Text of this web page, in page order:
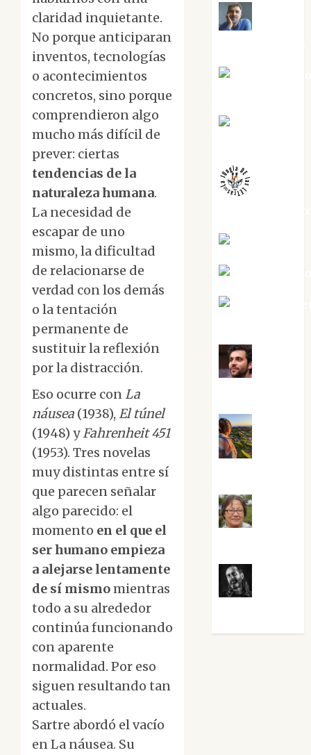
claridad inquietante.
No porque anticiparan
inventos, tecnologías
o acontecimientos
concretos, sino porque
comprendieron algo
mucho más difícil de
prever: ciertas
tendencias de la
naturaleza humana.
La necesidad de
escapar de uno
mismo, la dificultad
de relacionarse de
verdad con los demás
o la tentación
permanente de
sustituir la reflexión
por la distracción.
Eso ocurre conLa
náusea (1938), El túnel
(1948) yFahrenheit 451
(1953). Tres novelas
muy distintas entre sí
que parecen señalar
algo parecido: el
momento en el que el
ser humano empieza
a alejarse lentamente
de sí mismomientras
todo a su alrededor
continúa funcionando
con aparente
normalidad. Por eso
siguen resultando tan
actuales.
Sartre abordó el vacío
en La náusea. Su